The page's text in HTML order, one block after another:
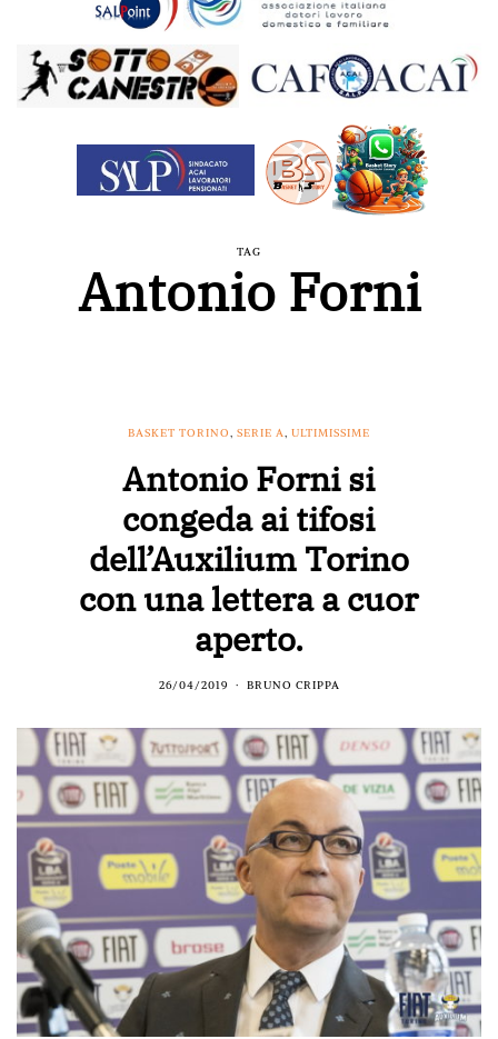
TAG
Antonio Forni
BASKET TORINO, SERIE A, ULTIMISSIME
Antonio Forni si
congeda ai tifosi
dell’Auxilium Torino
con una lettera a cuor
aperto.
26/04/2019 BRUNO CRIPPA